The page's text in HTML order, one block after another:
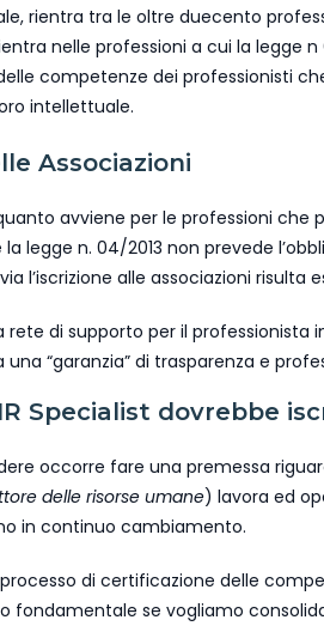
rientra tra le oltre duecento
nelle professioni a cui la legge
competenze dei professionisti
intellettuale.
Associazioni
avviene per le professioni che
legge n. 04/2013 non prevede
l’iscrizione alle associazioni
rete di supporto per il professionista
una “garanzia” di trasparenza e
Specialist dovrebbe
occorre fare una premessa
delle risorse umane) lavora ed
in continuo cambiamento.
di certificazione delle
fondamentale se vogliamo